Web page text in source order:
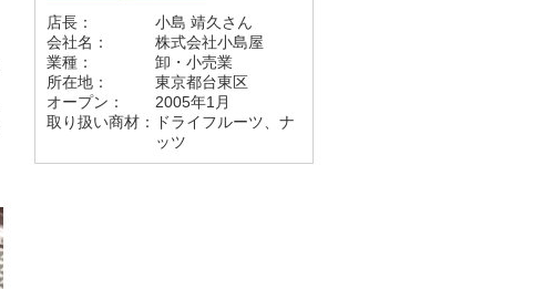
店長：
小島 靖久さん
会社名：
株式会社小島屋
業種：
卸・小売業
所在地：
東京都台東区
オープン：
2005年1月
取り扱い商材：
ドライフルーツ、ナ
ッツ